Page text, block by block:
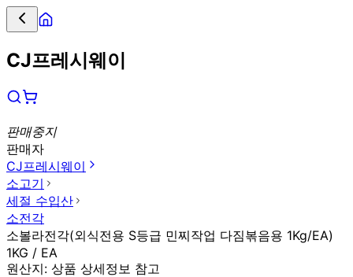
CJ프레시웨이
판매중지
판매자
CJ프레시웨이
소고기
세절 수입산
소전각
소볼라전각(외식전용 S등급 민찌작업 다짐볶음용 1Kg/EA)
1KG / EA
원산지: 상품 상세정보 참고